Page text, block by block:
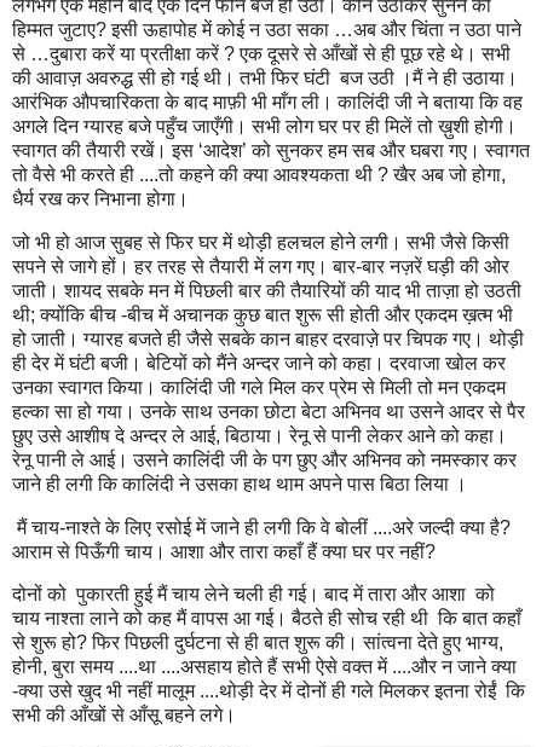
लगभग एक महीने बाद एक दिन फोन बज ही उठा। कौन उठाकर सुनने की
हिम्मत जुटाए? इसी ऊहापोह में कोई न उठा सका …अब और चिंता न उठा पाने
से …दुबारा करें या प्रतीक्षा करें ? एक दूसरे से आँखों से ही पूछ रहे थे। सभी
की आवाज़ अवरुद्ध सी हो गई थी। तभी फिर घंटी बज उठी ।मैं ने ही उठाया।
आरंभिक औपचारिकता के बाद माफ़ी भी माँग ली। कालिंदी जी ने बताया कि वह
अगले दिन ग्यारह बजे पहुँच जाएँगी। सभी लोग घर पर ही मिलें तो ख़ुशी होगी।
स्वागत की तैयारी रखें। इस ‘आदेश’ को सुनकर हम सब और घबरा गए। स्वागत
तो वैसे भी करते ही ....तो कहने की क्या आवश्यकता थी ? खैर अब जो होगा,
धैर्य रख कर निभाना होगा।
जो भी हो आज सुबह से फिर घर में थोड़ी हलचल होने लगी। सभी जैसे किसी
सपने से जागे हों। हर तरह से तैयारी में लग गए। बार-बार नज़रें घड़ी की ओर
जाती। शायद सबके मन में पिछली बार की तैयारियों की याद भी ताज़ा हो उठती
थी; क्योंकि बीच -बीच में अचानक कुछ बात शुरू सी होती और एकदम ख़त्म भी
हो जाती। ग्यारह बजते ही जैसे सबके कान बाहर दरवाज़े पर चिपक गए। थोड़ी
ही देर में घंटी बजी। बेटियों को मैंने अन्दर जाने को कहा। दरवाजा खोल कर
उनका स्वागत किया। कालिंदी जी गले मिल कर प्रेम से मिली तो मन एकदम
हल्का सा हो गया। उनके साथ उनका छोटा बेटा अभिनव था उसने आदर से पैर
छुए उसे आशीष दे अन्दर ले आई, बिठाया। रेनू से पानी लेकर आने को कहा।
रेनू पानी ले आई। उसने कालिंदी जी के पग छुए और अभिनव को नमस्कार कर
जाने ही लगी कि कालिंदी ने उसका हाथ थाम अपने पास बिठा लिया ।
मैं चाय-नाश्ते के लिए रसोई में जाने ही लगी कि वे बोलीं ....अरे जल्दी क्या है?
आराम से पिऊँगी चाय। आशा और तारा कहाँ हैं क्या घर पर नहीं?
दोनों को पुकारती हुई मैं चाय लेने चली ही गई। बाद में तारा और आशा को
चाय नाश्ता लाने को कह मैं वापस आ गई। बैठते ही सोच रही थी कि बात कहाँ
से शुरू हो? फिर पिछली दुर्घटना से ही बात शुरू की। सांत्वना देते हुए भाग्य,
होनी, बुरा समय ....था ....असहाय होते हैं सभी ऐसे वक्त में ....और न जाने क्या
-क्या उसे खुद भी नहीं मालूम ....थोड़ी देर में दोनों ही गले मिलकर इतना रोईं कि
सभी की आँखों से आँसू बहने लगे।